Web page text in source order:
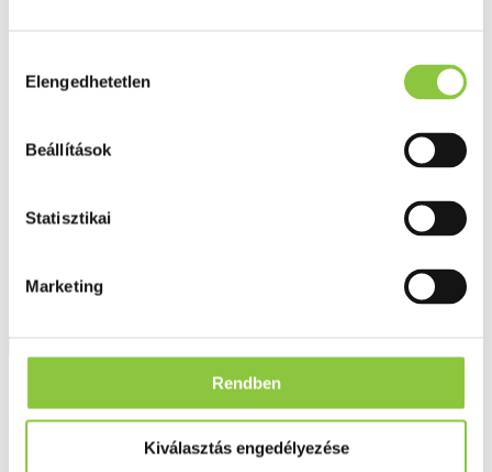
kiválasztása
Elengedhetetlen
Beállítások
Statisztikai
Marketing
Rendben
Kiválasztás engedélyezése
Szájvíz
Teák
Egészség ajándékba
Főoldal
Dermedic Baby Lipidpótló hidratáló és nyugtató krém 100 ml